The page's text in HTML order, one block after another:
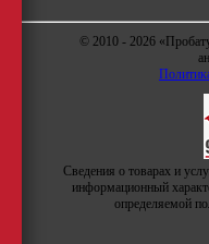
© 2010 - 2026
Сведения о товарах и
информационный
определяемой